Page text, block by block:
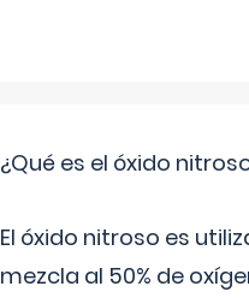
¿Qué es el óxido
El óxido nitroso es
mezcla al 50% de